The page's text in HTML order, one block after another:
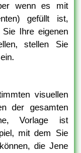
wenn es mit
gefüllt ist,
Sie Ihre eigenen
stellen Sie
visuellen
der gesamten
Vorlage ist
mit dem Sie
die Jene